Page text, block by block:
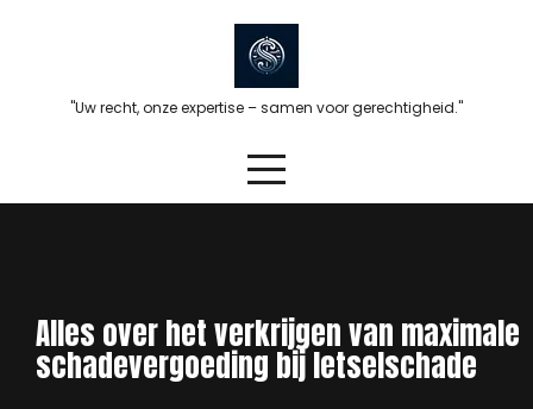
"Uw recht, onze expertise – samen voor gerechtigheid."
Alles over het verkrijgen van maximale
schadevergoeding bij letselschade